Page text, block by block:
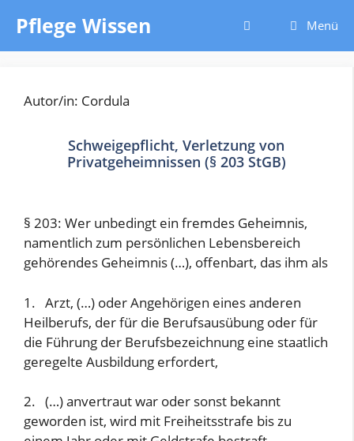
Inhalt
springen
Pflege Wissen Menü
Autor/in: Cordula
Schweigepflicht, Verletzung von
Privatgeheimnissen (§ 203 StGB)
§ 203: Wer unbedingt ein fremdes Geheimnis,
namentlich zum persönlichen Lebensbereich
gehörendes Geheimnis (…), offenbart, das ihm als
1. Arzt, (…) oder Angehörigen eines anderen
Heilberufs, der für die Berufsausübung oder für
die Führung der Berufsbezeichnung eine staatlich
geregelte Ausbildung erfordert,
2. (…) anvertraut war oder sonst bekannt
geworden ist, wird mit Freiheitsstrafe bis zu